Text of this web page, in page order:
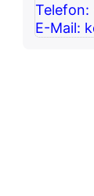
Telefon:
E-Mail: